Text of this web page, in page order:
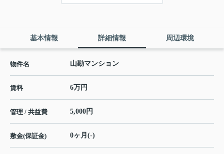
基本情報 詳細情報 周辺環境
物件名 山勘マンション
賃料 6万円
管理 / 共益費 5,000円
敷金(保証金) 0ヶ月(-)